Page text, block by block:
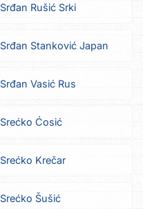
Srđan Rušić Srki
Srđan Stanković Japan
Srđan Vasić Rus
Srećko Ćosić
Srećko Krečar
Srećko Šušić